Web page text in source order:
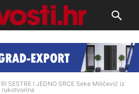
SESTRE I JEDNO SRCE Seke Miličević iz
rukotvorina